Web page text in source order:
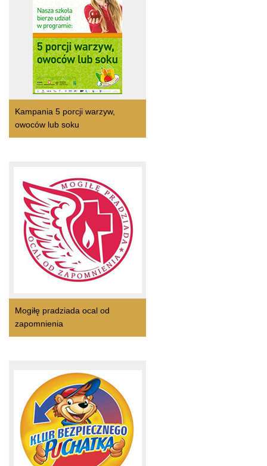
Kampania 5 porcji warzyw,
owoców lub soku
Mogiłę pradziada ocal od
zapomnienia